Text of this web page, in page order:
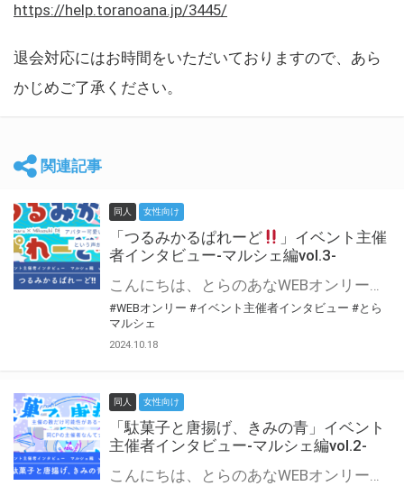
https://help.toranoana.jp/3445/
退会対応にはお時間をいただいておりますので、あら
かじめご了承ください。
関連記事
同人 女性向け
「つるみかるぱれーど
」イベント主催
者インタビュー-マルシェ編vol.3-
こんにちは、とらのあなWEBオンリー運営スタッフです。 新たにお届けする、イベント主催者インタビュー-マルシェ編-は、 とらのあなWEBオンリー「マルシェ」をご利用した主催様に 「マルシェ」を使って開催した感想や心がけをお聞きする企画です。 今回は、WEBオンリー初開催「つるみかるぱれーど
#WEBオンリー #イベント主催者インタビュー #とら
マルシェ
2024.10.18
同人 女性向け
「駄菓子と唐揚げ、きみの青」イベント
主催者インタビュー-マルシェ編vol.2-
こんにちは、とらのあなWEBオンリー運営スタッフです。 新たにお届けする、イベント主催者インタビュー-マルシェ編-は、 とらのあなWEBオンリー「マルシェ」をご利用の主催様に 「マルシェ」を使ってイベントを開催した感想や心がけをお聞きする企画です。 今回は、WEBオンリー初開催「駄菓子と唐揚げ、きみの青」より、 主催のぎこ六屋様にお話を伺いました。 協力：ぎこ六屋様／イベント公式Twitter（@krkgwks） とらのあなWEBオンリー「マルシェ」とは？ WEBオンリーでリアルタイムでコミュニケーションがとれるオンライン会場です。